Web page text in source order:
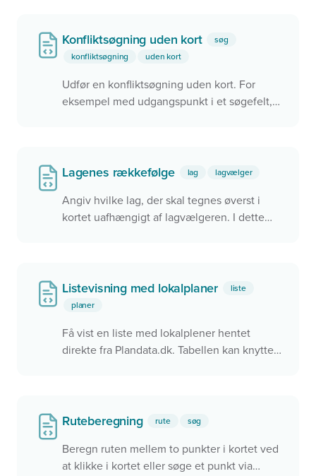
Konfliktsøgning uden kort
søg
konfliktsøgning
uden kort
Udfør en konfliktsøgning uden kort. For
eksempel med udgangspunkt i et søgefelt,
Lagenes rækkefølge lag lagvælger
Angiv hvilke lag, der skal tegnes øverst i
kortet uafhængigt af lagvælgeren. I dette
Listevisning med lokalplaner
liste
planer
Få vist en liste med lokalplener hentet
direkte fra Plandata.dk. Tabellen kan knyttes
række i tabellen og zoome hen til objektet i
Ruteberegning rute søg
Beregn ruten mellem to punkter i kortet ved
at klikke i kortet eller søge et punkt via